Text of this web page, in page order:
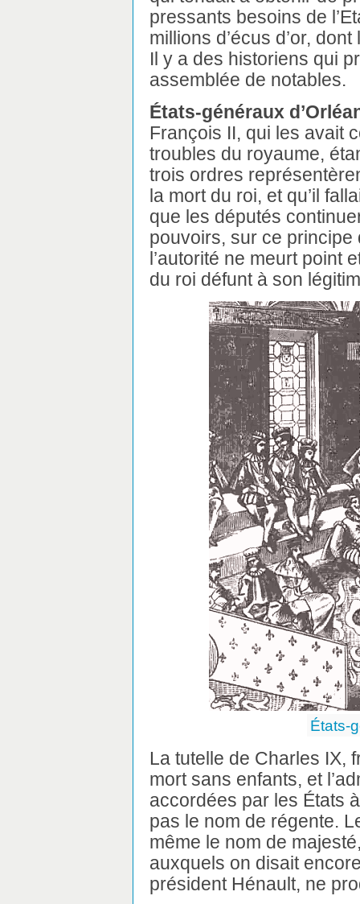
pressants besoins de
millions d’écus d’or,
Il y a des historiens qui
assemblée de notables.
États-généraux
François II, qui les avait
troubles du royaume,
trois ordres
la mort du roi, et qu’il
que les députés
pouvoirs, sur ce
l’autorité ne meurt point
du roi défunt à son
États-
La tutelle de Charles IX,
mort sans enfants, et
accordées par les États
pas le nom de régente.
même le nom de
auxquels on disait
président Hénault, ne